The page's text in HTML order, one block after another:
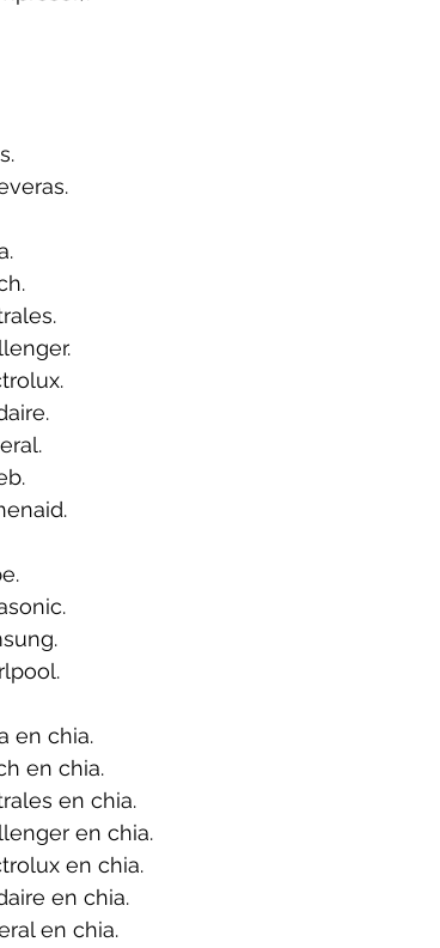
en chia.
en chia.
en chia.
en chia.
en chia.
en chia.
en chia.